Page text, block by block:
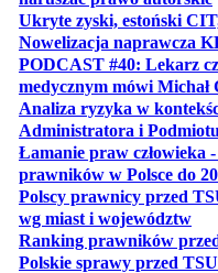
Ukryte zyski, estoński
Nowelizacja naprawcza
PODCAST #40: Lekarz
medycznym mówi Michał
Analiza ryzyka w
Administratora i
Łamanie praw człowieka
prawników w Polsce do
Polscy prawnicy przed
wg miast i województw
Ranking prawników
Polskie sprawy przed